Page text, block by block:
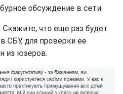
обсуждение в сети.
Скажите, что еще раз будет
СБУ, для проверки ее
из юзеров.